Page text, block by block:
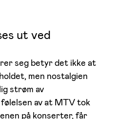
ut ved
seg betyr det ikke at
men nostalgien
strøm av
av at MTV tok
på konserter, får